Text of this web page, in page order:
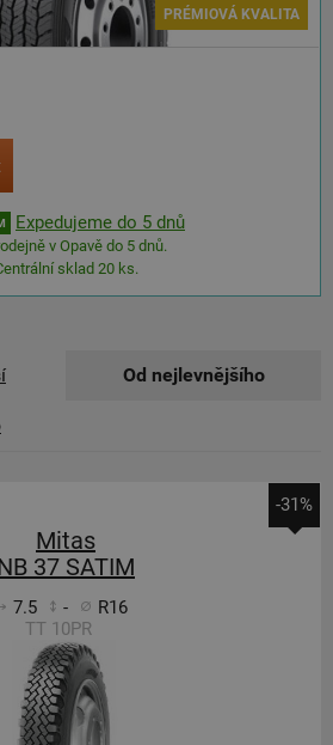
PRÉMIOVÁ KVALITA
Expedujeme do 5 dnů
v Opavě do 5 dnů.
sklad 20 ks.
Od nejlevnějšího
-31%
Mitas
37 SATIM
7.5 -
R16
TT 10PR